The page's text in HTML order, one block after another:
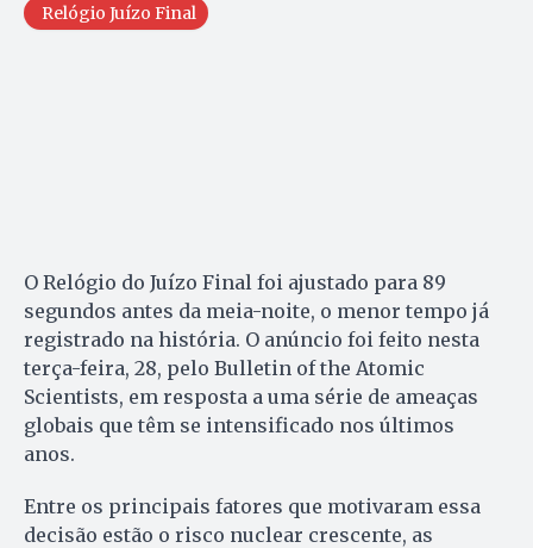
Relógio Juízo Final
O Relógio do Juízo Final foi ajustado para 89
segundos antes da meia-noite, o menor tempo já
registrado na história. O anúncio foi feito nesta
terça-feira, 28, pelo Bulletin of the Atomic
Scientists, em resposta a uma série de ameaças
globais que têm se intensificado nos últimos
anos.
Entre os principais fatores que motivaram essa
decisão estão o risco nuclear crescente, as